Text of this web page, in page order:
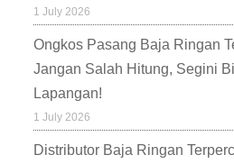
1 July 2026
Ongkos Pasang Baja Ringan
Jangan Salah Hitung, Segini
Lapangan!
1 July 2026
Distributor Baja Ringan